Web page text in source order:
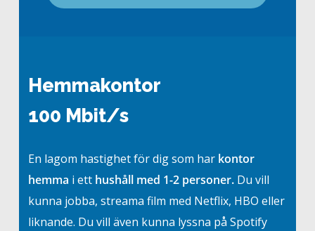
Hemmakontor
100 Mbit/s
En lagom hastighet för dig som har kontor
hemma i ett hushåll med 1-2 personer. Du vill
kunna jobba, streama film med Netflix, HBO eller
liknande. Du vill även kunna lyssna på Spotify